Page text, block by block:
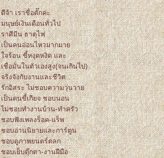
ดีจ้า เราชื่อตั๊กค่ะ
มนุษย์เงินเดือนทั่วไป
ราศีมีน ธาตุไฟ
เป็นคนอ่อนไหวมากมา
จร้อน ขี้หงุดหงิด และ
เชื่อมั่นในตัวเองสูง(จนเกินไป)
จริงจังกับงานและชีวิต
รักอิสระ ไม่ชอบความวุ่นวา
เป็นคนขี้เกียจ ชอบนอน
ไม่ชอบทำงานบ้าน-ทำครัว
ชอบฟังเพลงร็อค-แร็พ
ชอบอ่านนิยายและการ์ตูน
ชอบดูภาพยนตร์ตลก
ชอบเย็บตุ๊กตา-งานฝีมือ